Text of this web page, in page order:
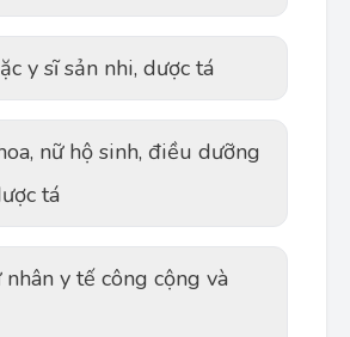
y sĩ sản nhi, dược tá
nữ hộ sinh, điều dưỡng
tá
nhân y tế công cộng và